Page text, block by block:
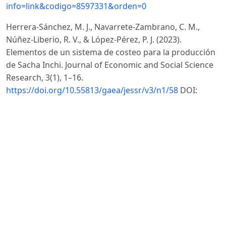
info=link&codigo=8597331&orden=0
Herrera-Sánchez, M. J., Navarrete-Zambrano, C. M.,
Núñez-Liberio, R. V., & López-Pérez, P. J. (2023).
Elementos de un sistema de costeo para la producción
de Sacha Inchi. Journal of Economic and Social Science
Research, 3(1), 1–16.
https://doi.org/10.55813/gaea/jessr/v3/n1/58 DOI: